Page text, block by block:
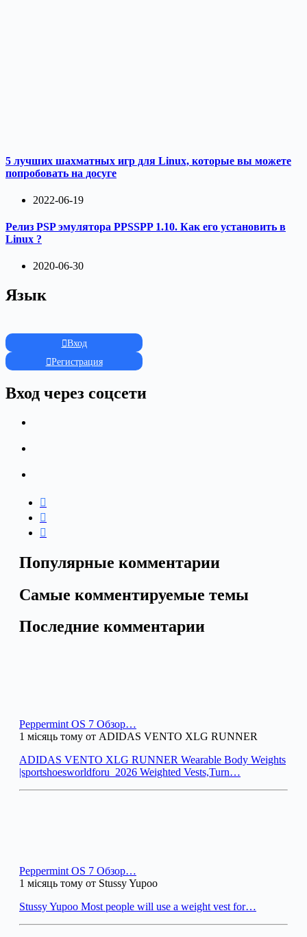
5 лучших шахматных игр для Linux, которые вы можете
попробовать на досуге
2022-06-19
Релиз PSP эмулятора PPSSPP 1.10. Как его установить в
Linux ?
2020-06-30
Язык
Вход
Регистрация
Вход через соцсети
Популярные комментарии
Самые комментируемые темы
Последние комментарии
Peppermint OS 7 Обзор…
1 місяць тому от ADIDAS VENTO XLG RUNNER
ADIDAS VENTO XLG RUNNER Wearable Body Weights
|sportshoesworldforu_2026 Weighted Vests,Turn…
Peppermint OS 7 Обзор…
1 місяць тому от Stussy Yupoo
Stussy Yupoo Most people will use a weight vest for…